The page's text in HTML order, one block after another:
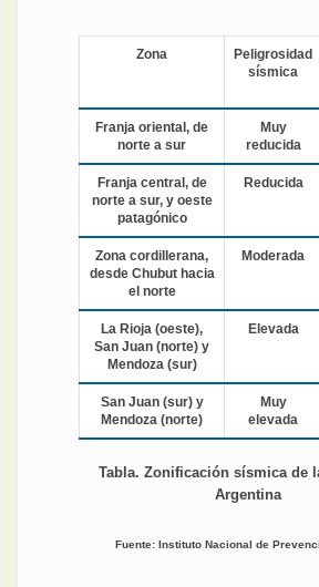
Zona
Peligrosidad
sísmica
Franja oriental, de
norte a sur
Muy
reducida
Franja central, de
norte a sur, y oeste
patagónico
Reducida
Zona cordillerana,
desde Chubut hacia
el norte
Moderada
La Rioja (oeste),
San Juan (norte) y
Mendoza (sur)
Elevada
San Juan (sur) y
Mendoza (norte)
Muy
elevada
Tabla. Zonificación sísmica de
Argentina
Fuente: Instituto Nacional de